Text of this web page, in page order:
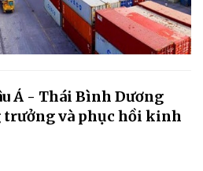
Á - Thái Bình Dương
trưởng và phục hồi kinh